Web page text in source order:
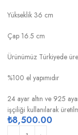
Yükseklik 36 cm
Çap 16.5 cm
Ürünümüz Türkiyede
%100 el yapımıdır
24 ayar altın ve 925
işçiliği kullanılarak
₺8,500.00